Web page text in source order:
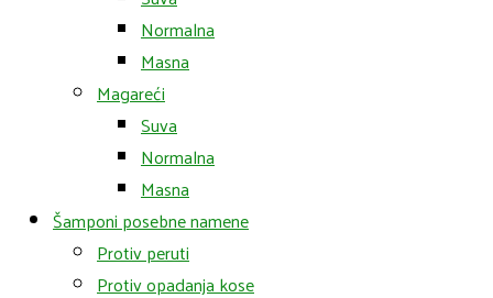
Normalna
Masna
Magareći
Suva
Normalna
Masna
Šamponi posebne namene
Protiv peruti
Protiv opadanja kose